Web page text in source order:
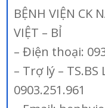
BỆNH VIỆN CK
VIỆT – BỈ
– Điện thoại:
– Trợ lý – TS.BS
0903.251.961